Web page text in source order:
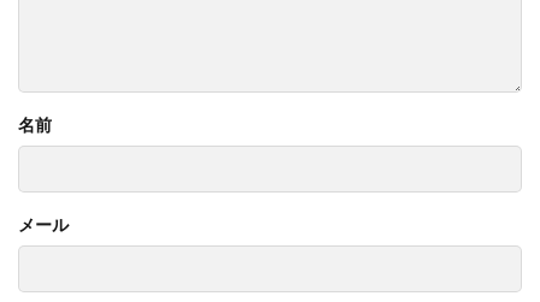
名前
メール